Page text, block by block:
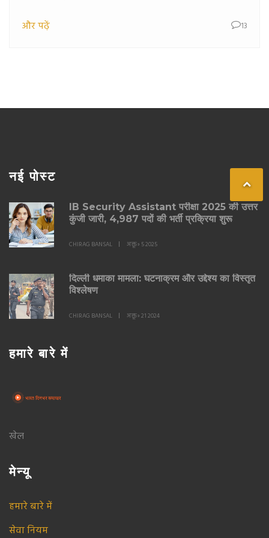
साउथगेट के भविष्य पर निर्णय लेना होगा।
और पढ़ें 13
नई पोस्ट
IB Security Assistant परीक्षा 2025 की उत्तर
कुंजी जारी, 4,987 पदों की भर्ती प्रक्रिया शुरू
CHIRAG BANSAL अक्तू॰ 5 2025
दिल्ली धमाका मामला: घटनाक्रम और उद्देश्य का विस्तृत
विश्लेषण
CHIRAG BANSAL अक्तू॰ 21 2024
हमारे बारे में
खेल
मेन्यू
हमारे बारे में
सेवा नियम